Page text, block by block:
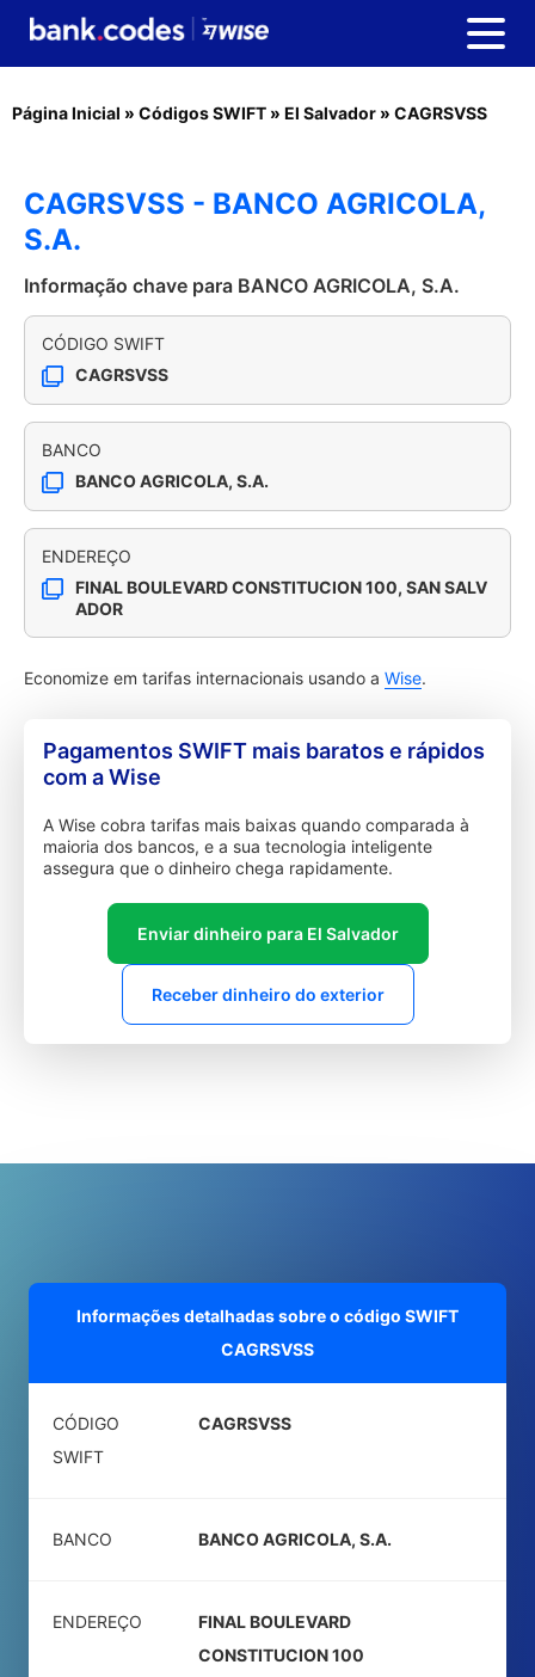
Página Inicial » Códigos SWIFT » El Salvador » CAGRSVSS
CAGRSVSS - BANCO AGRICOLA,
S.A.
Informação chave para BANCO AGRICOLA, S.A.
CÓDIGO SWIFT
CAGRSVSS
BANCO
BANCO AGRICOLA, S.A.
ENDEREÇO
FINAL BOULEVARD CONSTITUCION 100, SAN SALV
ADOR
Economize em tarifas internacionais usando a Wise.
Pagamentos SWIFT mais baratos e rápidos
com a Wise
A Wise cobra tarifas mais baixas quando comparada à
maioria dos bancos, e a sua tecnologia inteligente
assegura que o dinheiro chega rapidamente.
Enviar dinheiro para El Salvador
Receber dinheiro do exterior
Informações detalhadas sobre o código SWIFT
CAGRSVSS
CÓDIGO
SWIFT
CAGRSVSS
BANCO BANCO AGRICOLA, S.A.
ENDEREÇO
FINAL BOULEVARD
CONSTITUCION 100